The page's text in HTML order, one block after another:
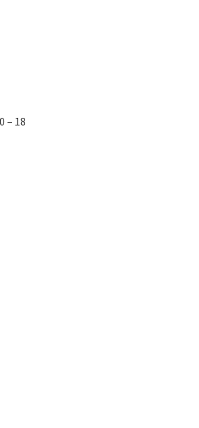
– 18